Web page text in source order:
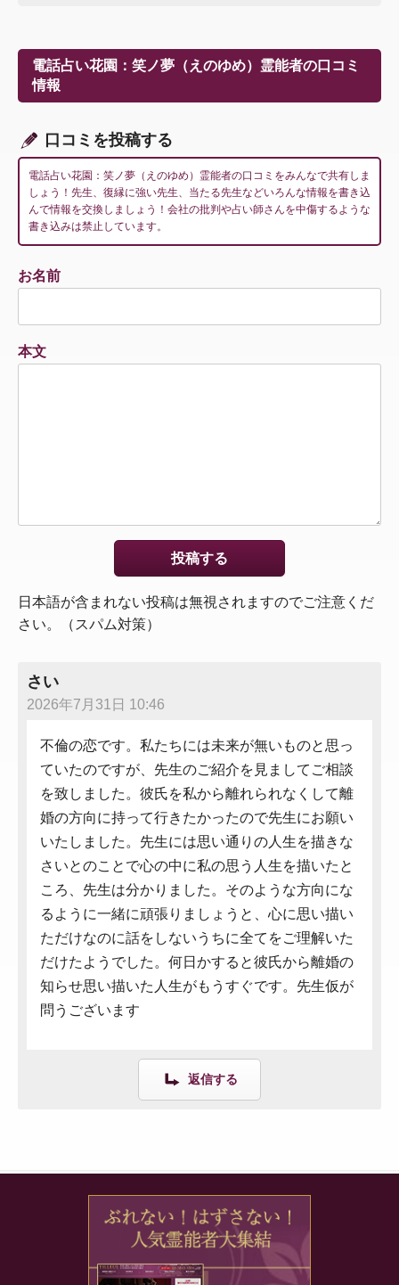
ー
シ
ョ
電話占い花園：笑ノ夢（えのゆめ）霊能者の口コミ
情報
口コミを投稿する
電話占い花園：笑ノ夢（えのゆめ）霊能者の口コミをみんなで共有しま
しょう！先生、復縁に強い先生、当たる先生などいろんな情報を書き込
んで情報を交換しましょう！会社の批判や占い師さんを中傷するような
書き込みは禁止しています。
お名前
本文
日本語が含まれない投稿は無視されますのでご注意くだ
さい。（スパム対策）
さい
2026年7月31日 10:46
不倫の恋です。私たちには未来が無いものと思っ
ていたのですが、先生のご紹介を見ましてご相談
を致しました。彼氏を私から離れられなくして離
婚の方向に持って行きたかったので先生にお願い
いたしました。先生には思い通りの人生を描きな
さいとのことで心の中に私の思う人生を描いたと
ころ、先生は分かりました。そのような方向にな
るように一緒に頑張りましょうと、心に思い描い
ただけなのに話をしないうちに全てをご理解いた
だけたようでした。何日かすると彼氏から離婚の
知らせ思い描いた人生がもうすぐです。先生仮が
問うございます
返信する